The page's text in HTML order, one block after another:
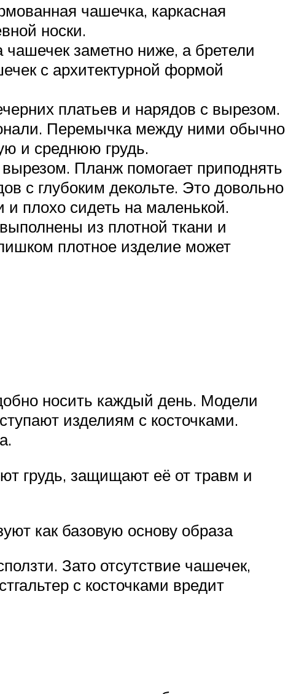
чашечка, каркасная
носки.
заметно ниже, а бретели
с архитектурной формой
платьев и нарядов с вырезом.
Перемычка между ними обычно
и среднюю грудь.
Планж помогает приподнять
с глубоким декольте. Это довольно
плохо сидеть на маленькой.
из плотной ткани и
плотное изделие может
носить каждый день. Модели
изделиям с косточками.
грудь, защищают её от травм и
как базовую основу образа
Зато отсутствие чашечек,
с косточками вредит